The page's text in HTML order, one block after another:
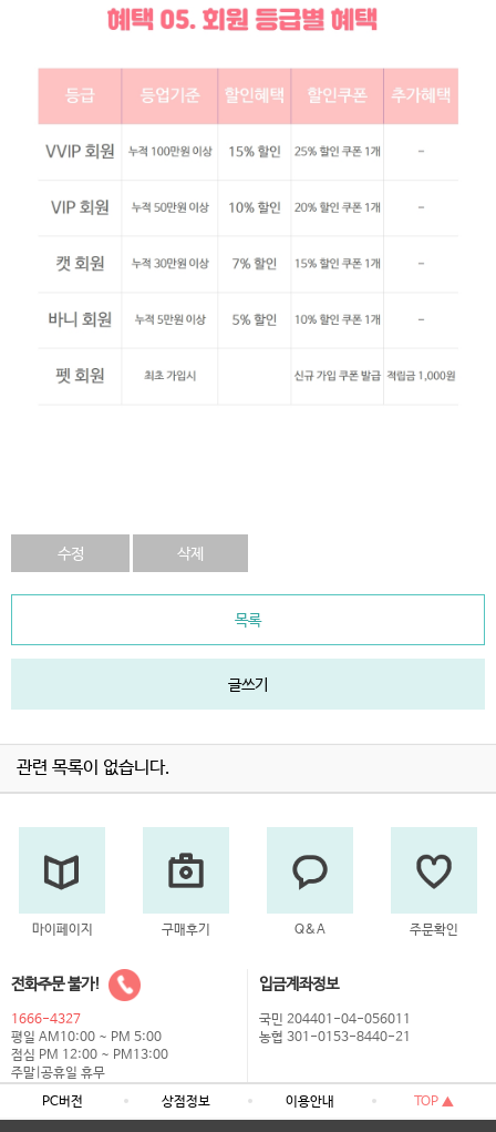
수정 삭제
목록
글쓰기
관련 목록이 없습니다.
마이페이지 구매후기 Q&A 주문확인
전화주문 불가!
1666-4327
평일 AM10:00 ~ PM 5:00
점심 PM 12:00 ~ PM13:00
주말|공휴일 휴무
입금계좌정보
국민 204401-04-056011
농협 301-0153-8440-21
PC버전 상점정보 이용안내 TOP ▲